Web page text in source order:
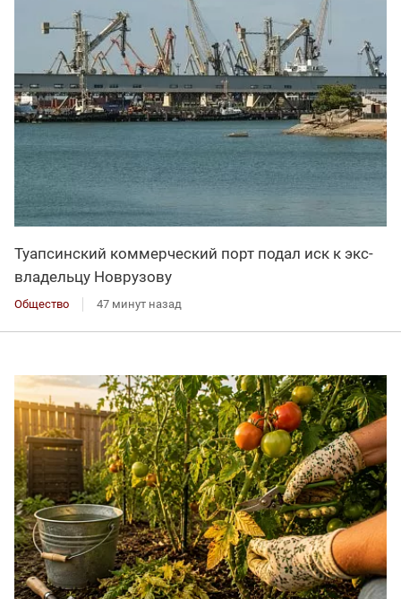
Туапсинский коммерческий порт подал иск к экс-
владельцу Новрузову
Общество 47 минут назад